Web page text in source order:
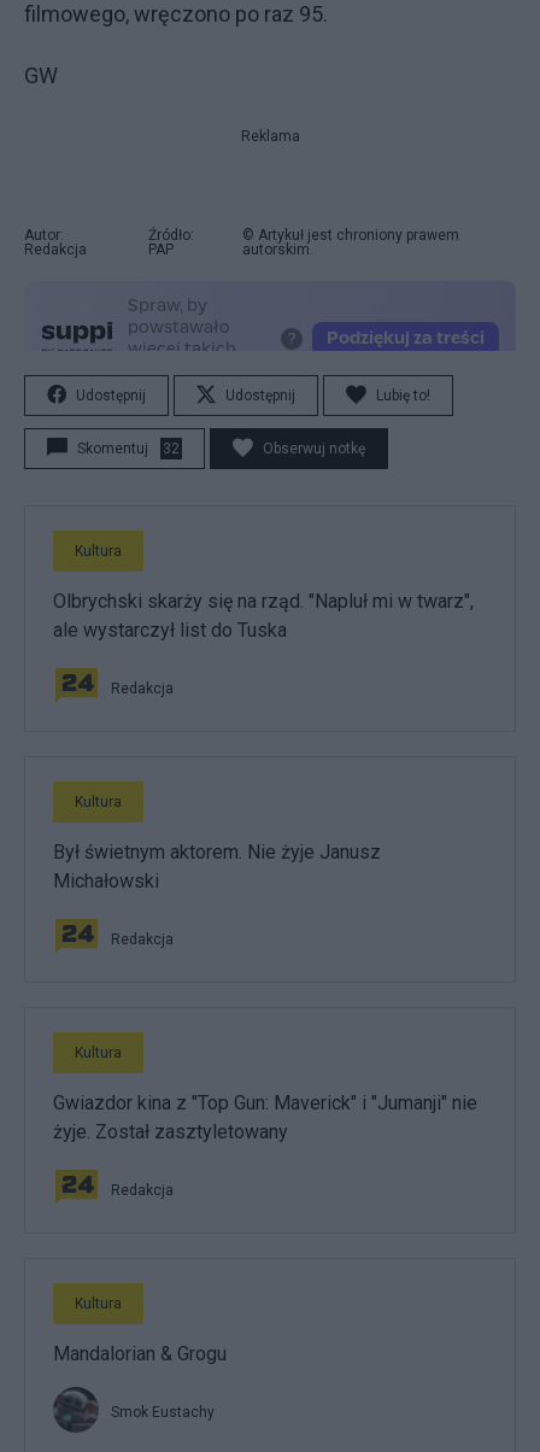
filmowego, wręczono po raz 95.
GW
Reklama
Autor:
Redakcja
Źródło:
PAP
© Artykuł jest chroniony prawem
autorskim.
Udostępnij Udostępnij Lubię to!
Skomentuj 32 Obserwuj notkę
Kultura
Olbrychski skarży się na rząd. "Napluł mi w twarz",
ale wystarczył list do Tuska
Redakcja
Kultura
Był świetnym aktorem. Nie żyje Janusz
Michałowski
Redakcja
Kultura
Gwiazdor kina z "Top Gun: Maverick" i "Jumanji" nie
żyje. Został zasztyletowany
Redakcja
Kultura
Mandalorian & Grogu
Smok Eustachy